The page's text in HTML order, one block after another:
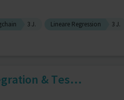
3 J. Lineare Regression
3 J.
& Tes...